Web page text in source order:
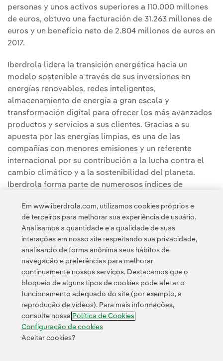
personas y unos activos superiores a 110.000 millones
de euros, obtuvo una facturación de 31.263 millones de
euros y un beneficio neto de 2.804 millones de euros en
2017.
Iberdrola lidera la transición energética hacia un
modelo sostenible a través de sus inversiones en
energías renovables, redes inteligentes,
almacenamiento de energía a gran escala y
transformación digital para ofrecer los más avanzados
productos y servicios a sus clientes. Gracias a su
apuesta por las energías limpias, es una de las
compañías con menores emisiones y un referente
internacional por su contribución a la lucha contra el
cambio climático y a la sostenibilidad del planeta.
Iberdrola forma parte de numerosos índices de
Sustainability Index y FTSE 4Good, y es considerada
una de las eléctricas más sostenibles del mundo.
Contato Clientes Política de Privacidade Informação legal
Transparência no uso da IA Política de cookies
Acessibilidade
Em www.iberdrola.com, utilizamos cookies próprios e
de terceiros para melhorar sua experiência de usuário.
Analisamos a quantidade e a qualidade de suas
interações em nosso site respeitando sua privacidade,
analisando de forma anônima seus hábitos de
navegação e preferências para melhorar
continuamente nossos serviços. Destacamos que o
bloqueio de alguns tipos de cookies pode afetar o
funcionamento adequado do site (por exemplo, a
reprodução de vídeos). Para mais informações,
consulte nossa Política de Cookies
Configuração de cookies
Aceitar cookies?